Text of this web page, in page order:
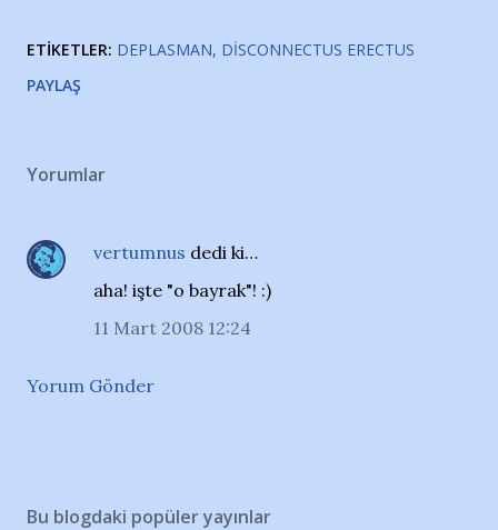
ETIKETLER: DEPLASMAN DISCONNECTUS ERECTUS
PAYLAŞ
Yorumlar
vertumnus dedi ki…
aha! işte "o bayrak"! :)
11 Mart 2008 12:24
Yorum Gönder
Bu blogdaki popüler yayınlar